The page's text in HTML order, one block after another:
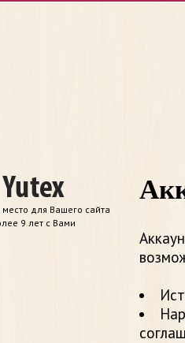
для Вашего сайта
9 лет с Вами